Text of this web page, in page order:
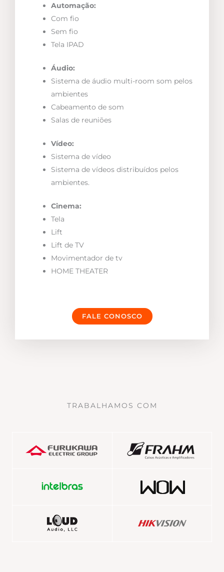
Automação:
Com fio
Sem fio
Tela IPAD
Áudio:
Sistema de áudio multi-room som pelos
ambientes
Cabeamento de som
Salas de reuniões
Vídeo:
Sistema de vídeo
Sistema de vídeos distribuídos pelos
ambientes.
Cinema:
Tela
Lift
Lift de TV
Movimentador de tv
HOME THEATER
FALE CONOSCO
TRABALHAMOS COM